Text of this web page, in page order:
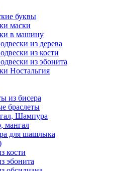
буквы
маски
в машину
из дерева
из кости
из эбонита
Ностальгия
из бисера
браслеты
Шампура
мангал
для шашлыка
кости
эбонита